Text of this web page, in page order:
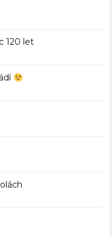
120 let